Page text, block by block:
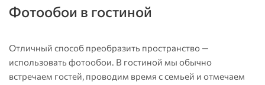
Фотообои в гостиной
Отличный способ преобразить пространство —
использовать фотообои. В гостиной мы обычно
встречаем гостей, проводим время с семьей и отмечаем